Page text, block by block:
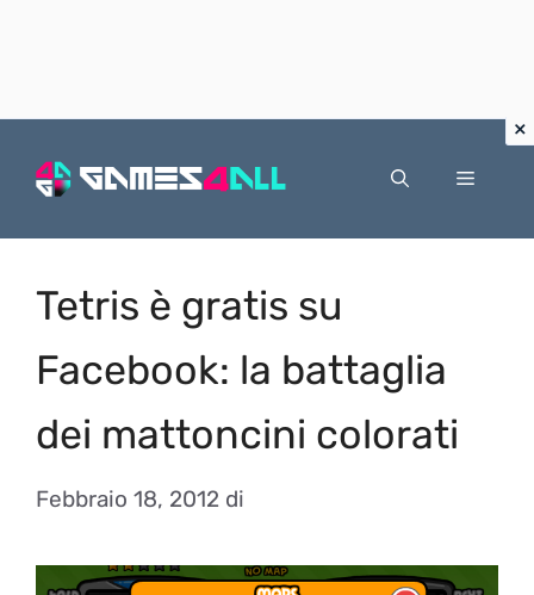
Menu
Tetris è gratis su
Facebook: la battaglia
dei mattoncini colorati
Febbraio 18, 2012 di